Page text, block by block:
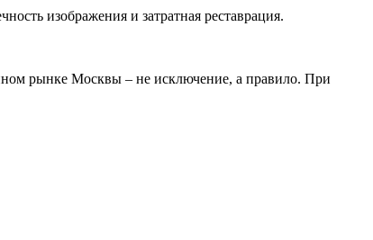
изображения и затратная реставрация.
рынке Москвы – не исключение, а правило. При